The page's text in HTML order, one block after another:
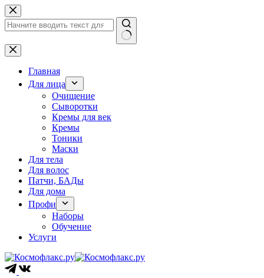
Перейти
к
сути
Ничего
не
найденоГлавная
Для лица
Очищение
Сыворотки
Кремы для век
Кремы
Тоники
Маски
Для тела
Для волос
Патчи, БАДы
Для дома
Профи
Наборы
Обучение
Услуги